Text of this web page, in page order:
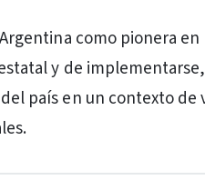
como pionera
y de
país en un contexto